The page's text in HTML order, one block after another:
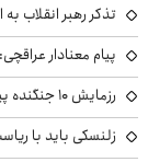
تذکر رهبر انقلاب
پیام معنادار
رزمایش ۱۰ جنگنده پیشرفته روسیه بر فراز اروپای مرکزی با مهمات واقعی
زلنسکی باید با